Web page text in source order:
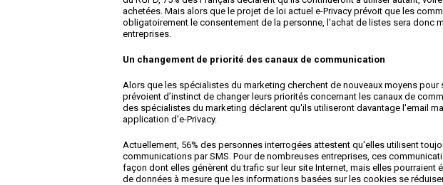
achetées. Mais alors que le projet de loi actuel e-Privacy prévoit que les
obligatoirement le consentement de la personne, l'achat de listes sera donc
entreprises.
Un changement de priorité des canaux de communication
Alors que les spécialistes du marketing cherchent de nouveaux moyens
prévoient d’instinct de changer leurs priorités concernant les canaux de
des spécialistes du marketing déclarent qu'ils utiliseront davantage l'email
application d'e-Privacy.
Actuellement, 56% des personnes interrogées attestent qu'elles utilisent
communications par SMS. Pour de nombreuses entreprises, ces
façon dont elles génèrent du trafic sur leur site Internet, mais elles pourraient
de données à mesure que les informations basées sur les cookies se